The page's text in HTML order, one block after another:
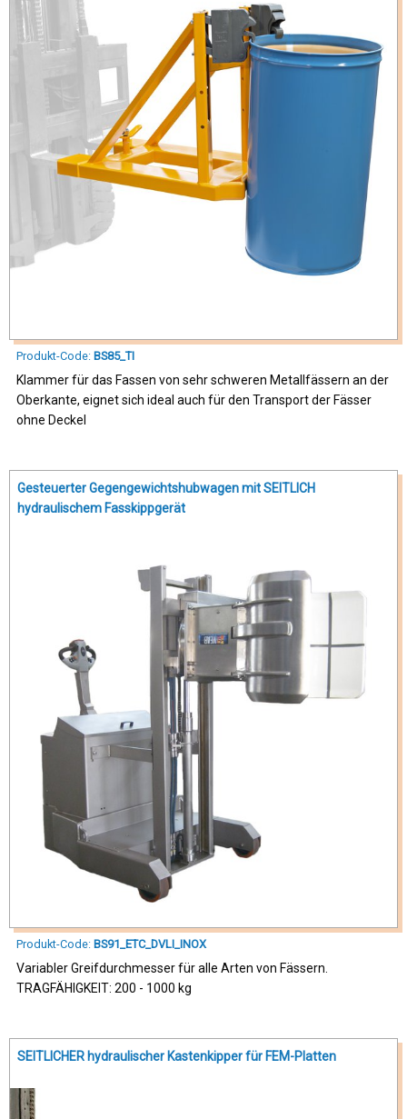
Produkt-Code: BS85_TI
Klammer für das Fassen von sehr schweren Metallfässern an der
Oberkante, eignet sich ideal auch für den Transport der Fässer
ohne Deckel
Gesteuerter Gegengewichtshubwagen mit SEITLICH
hydraulischem Fasskippgerät
Produkt-Code: BS91_ETC_DVLI_INOX
Variabler Greifdurchmesser für alle Arten von Fässern.
TRAGFÄHIGKEIT: 200 - 1000 kg
SEITLICHER hydraulischer Kastenkipper für FEM-Platten